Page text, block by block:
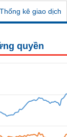
Thống kê giao dịch
quyền
THIẾT YẾU
YẾU